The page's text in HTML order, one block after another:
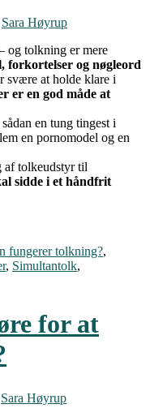
Sara Høyrup
og tolkning er mere
forkortelser og nøgleord
svære at holde klare i
er en god måde at
en tung tingest i
en pornomodel og en
af tolkeudstyr til
sidde i et håndfrit
fungerer tolkning?,
, Simultantolk,
for at
Sara Høyrup